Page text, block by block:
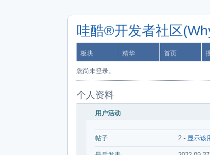
哇酷®开发者社区
板块 精华 首页
您尚未登录。
个人资料
用户活动
帖子 2 - 显示该